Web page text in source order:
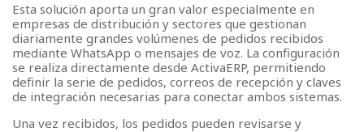
Esta solución aporta un gran valor especialmente en
empresas de distribución y sectores que gestionan
diariamente grandes volúmenes de pedidos recibidos
mediante WhatsApp o mensajes de voz. La configuración
se realiza directamente desde ActivaERP, permitiendo
definir la serie de pedidos, correos de recepción y claves
de integración necesarias para conectar ambos sistemas.
Una vez recibidos, los pedidos pueden revisarse y